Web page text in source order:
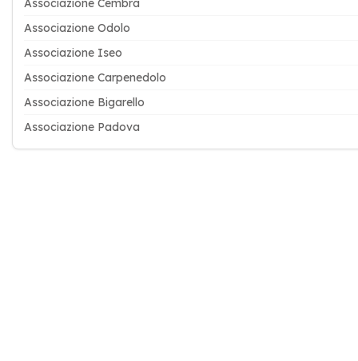
Associazione Cembra
Associazione Odolo
Associazione Iseo
Associazione Carpenedolo
Associazione Bigarello
Associazione Padova